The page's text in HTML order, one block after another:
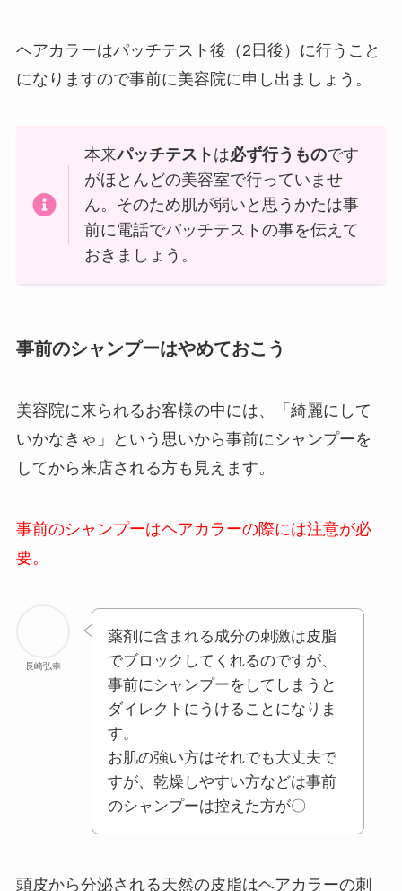
ヘアカラーはパッチテスト後（2日後）に行うこと
になりますので事前に美容院に申し出ましょう。
本来パッチテスト は必ず行うものです
がほとんどの美容室で行っていませ
ん。そのため肌が弱いと思うかたは事
前に電話でパッチテストの事を伝えて
おきましょう。
事前のシャンプーはやめておこう
美容院に来られるお客様の中には、「綺麗にして
いかなきゃ」という思いから事前にシャンプーを
してから来店される方も見えます。
事前のシャンプーはヘアカラーの際には注意が必
要。
長崎弘幸
薬剤に含まれる成分の刺激は皮脂
でブロックしてくれるのですが、
事前にシャンプーをしてしまうと
ダイレクトにうけることになりま
す。
お肌の強い方はそれでも大丈夫で
すが、乾燥しやすい方などは事前
のシャンプーは控えた方が〇
頭皮から分泌される天然の皮脂はヘアカラーの刺